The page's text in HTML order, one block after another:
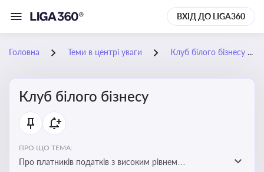
ВХІД ДО LIGA360
Головна Теми в центрі уваги Клуб білого бізнесу
Клуб білого бізнесу
ПРО ЩО ТЕМА:
Про платників податків з високим рівнем